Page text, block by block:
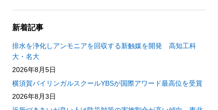
新着記事
排水を浄化しアンモニアを回収する新触媒を開発 高知工科
大・名大
2026年8月5日
横須賀バイリンガルスクールYBSが国際アワード最高位を受賞
2026年8月3日